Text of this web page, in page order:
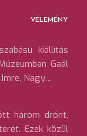
VÉLEMÉNY
kiállítás
Gaál
Nagy…
három drónt,
Ezek közül